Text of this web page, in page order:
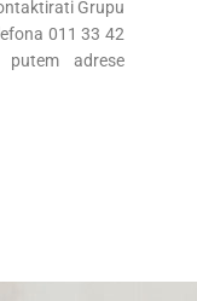
Grupu
011 33 42
adrese